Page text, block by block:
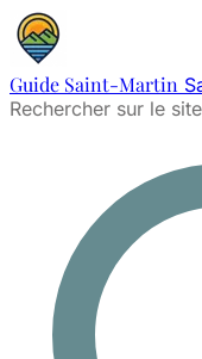
Guide Saint-Martin
Rechercher sur le site